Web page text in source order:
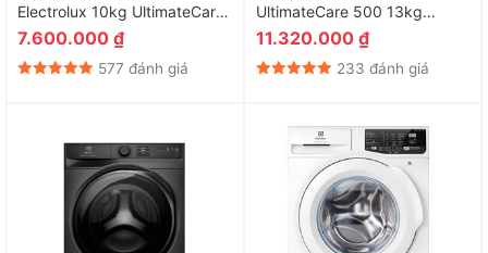
Electrolux 10kg UltimateCare
300 EWF1024D3EC Model
7.600.000 ₫
577 đánh giá
UltimateCare 500 13kg
EWF1343P5WC
11.320.000 ₫
233 đánh giá